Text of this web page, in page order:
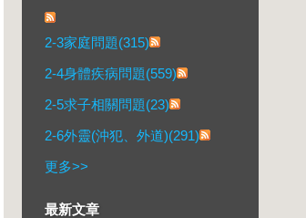
2-3家庭問題(315)
2-4身體疾病問題(559)
2-5求子相關問題(23)
2-6外靈(沖犯、外道)(291)
更多>>
最新文章